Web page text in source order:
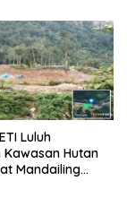
Luluh
Hutan
Mandailing